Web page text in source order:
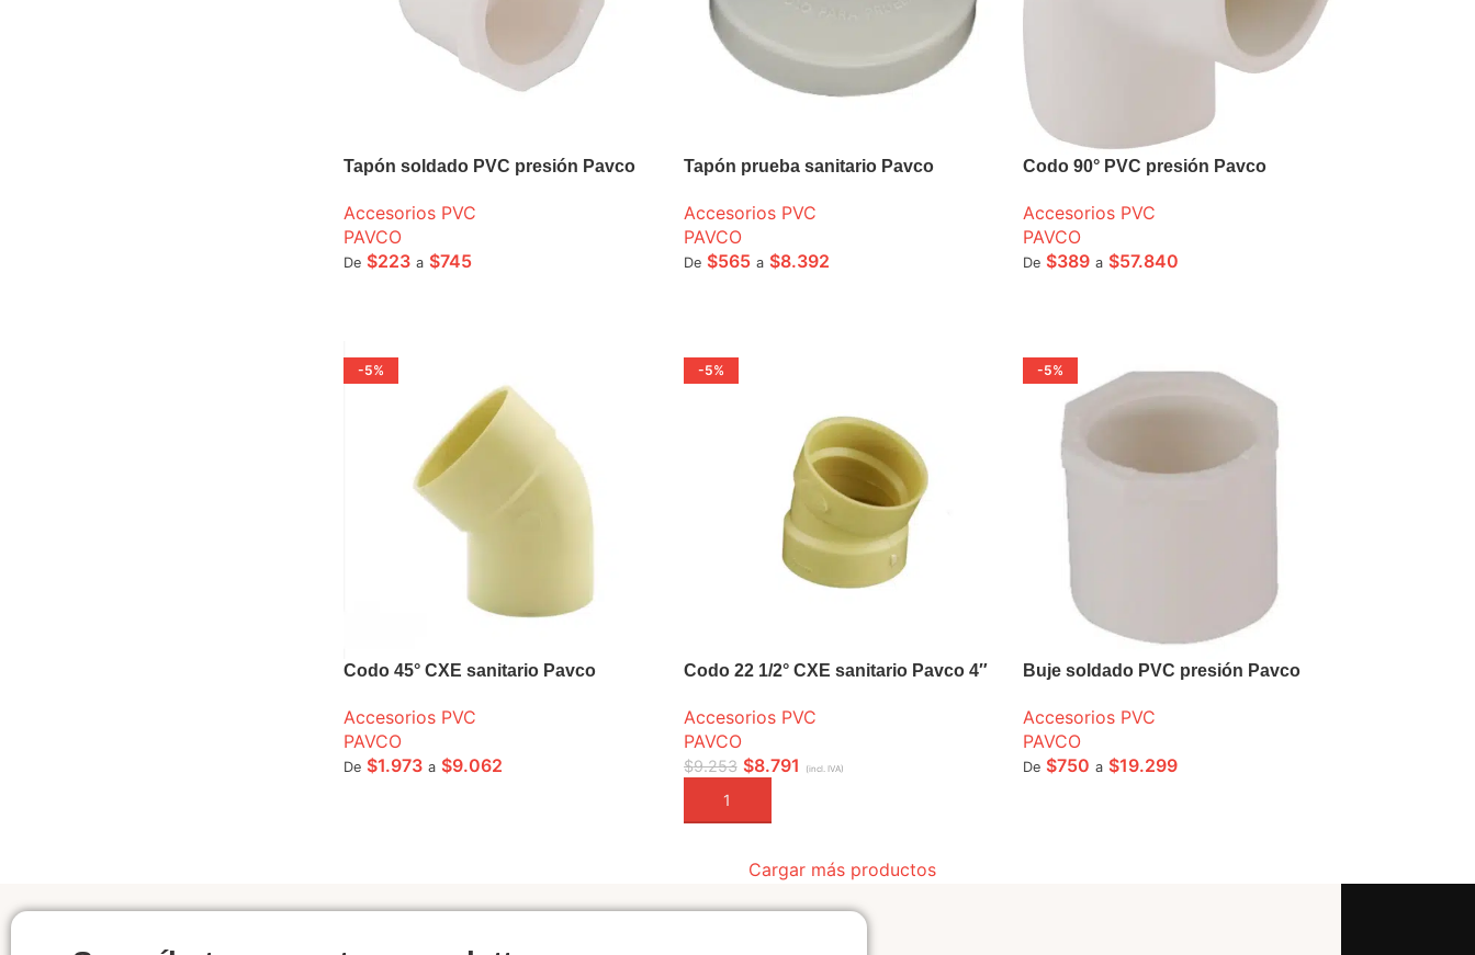
Tapón soldado PVC presión Pavco
Accesorios PVC
PAVCO
De $223 a $745
Tapón prueba sanitario Pavco
Accesorios PVC
PAVCO
De $565 a $8.392
Codo 90° PVC presión Pavco
Accesorios PVC
PAVCO
De $389 a $57.840
-5%
Codo 45° CXE sanitario Pavco
Accesorios PVC
PAVCO
De $1.973 a $9.062
-5%
Codo 22 1/2° CXE sanitario Pavco 4″
Accesorios PVC
PAVCO
$9.253 $8.791 (incl. IVA)
AÑADIR A LA CESTA
-5%
Buje soldado PVC presión Pavco
Accesorios PVC
PAVCO
De $750 a $19.299
Cargar más productos